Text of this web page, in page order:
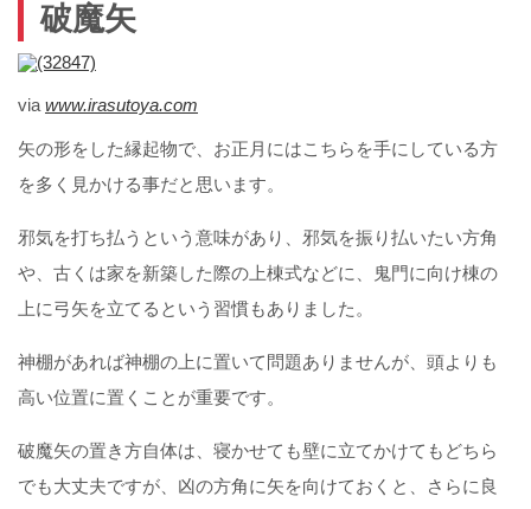
破魔矢
via www.irasutoya.com
矢の形をした縁起物で、お正月にはこちらを手にしている方
を多く見かける事だと思います。
邪気を打ち払うという意味があり、邪気を振り払いたい方角
や、古くは家を新築した際の上棟式などに、鬼門に向け棟の
上に弓矢を立てるという習慣もありました。
神棚があれば神棚の上に置いて問題ありませんが、頭よりも
高い位置に置くことが重要です。
破魔矢の置き方自体は、寝かせても壁に立てかけてもどちら
でも大丈夫ですが、凶の方角に矢を向けておくと、さらに良